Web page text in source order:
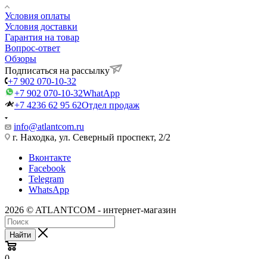
Условия оплаты
Условия доставки
Гарантия на товар
Вопрос-ответ
Обзоры
Подписаться на рассылку
+7 902 070-10-32
+7 902 070-10-32WhatApp
+7 4236 62 95 62Отдел продаж
info@atlantcom.ru
г. Находка, ул. Северный проспект, 2/2
Вконтакте
Facebook
Telegram
WhatsApp
2026 © ATLANTCOM - интернет-магазин
Найти